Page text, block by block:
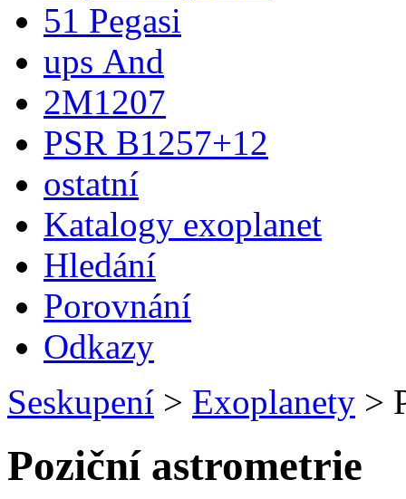
51 Pegasi
ups And
2M1207
PSR B1257+12
ostatní
Katalogy exoplanet
Hledání
Porovnání
Odkazy
Seskupení > Exoplanety >
Poziční astrometrie